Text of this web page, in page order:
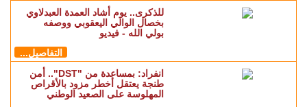
للذكرى.. يوم أشاد العمدة العبدلاوي
بخصال الوالي اليعقوبي ووصفه
بولي الله - فيديو
التفاصيل...
انفراد: بمساعدة من "DST".. أمن
طنجة يعتقل أخطر مزود بالأقراص
المهلوسة على الصعيد الوطني